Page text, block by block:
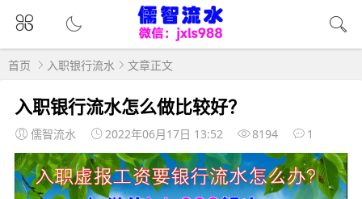
首页 入职银行流水 文章正文
入职银行流水怎么做比较好？
儒智流水 2022年06月17日 13:52 8194 1